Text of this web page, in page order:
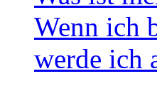
Wenn ich
werde ich